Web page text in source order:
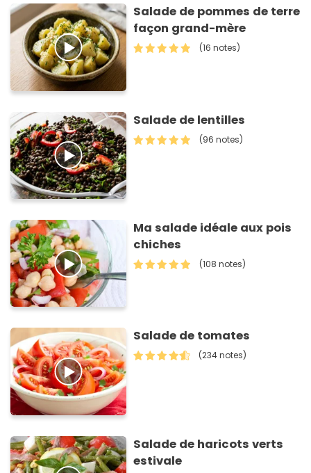
Salade de pommes de terre
façon grand-mère
(16 notes)
Salade de lentilles
(96 notes)
Ma salade idéale aux pois
chiches
(108 notes)
Salade de tomates
(234 notes)
Salade de haricots verts
estivale